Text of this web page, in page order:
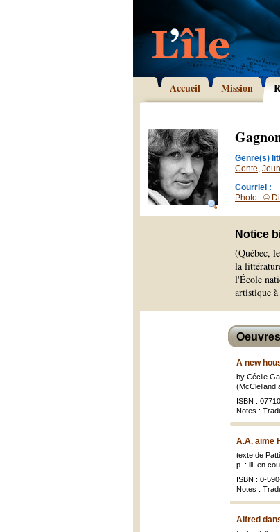
Accueil Mission
Genre(s)
Conte,
Courriel :
Photo : ©
Notice
(Québec,
la
l'École
artistique
Oeuvres
A new
by Cécile
(McClelland
ISBN :
Notes :
A.A. aime
texte de
p. : ill. en
ISBN : 0-
Notes :
Alfred